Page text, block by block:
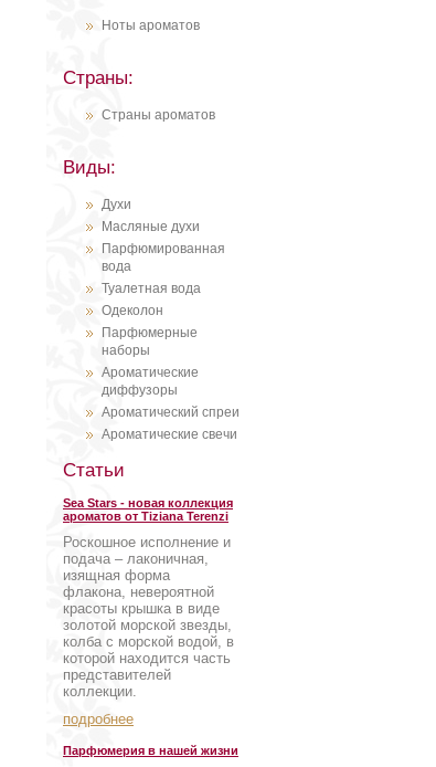
Ноты ароматов
Страны:
Страны ароматов
Виды:
Духи
Масляные духи
Парфюмированная
вода
Туалетная вода
Одеколон
Парфюмерные
наборы
Ароматические
диффузоры
Ароматический спреи
Ароматические свечи
Статьи
Sea Stars - новая коллекция
ароматов от Tiziana Terenzi
Роскошное исполнение и
подача – лаконичная,
изящная форма
флакона, невероятной
красоты крышка в виде
золотой морской звезды,
колба с морской водой, в
которой находится часть
представителей
коллекции.
подробнее
Парфюмерия в нашей жизни